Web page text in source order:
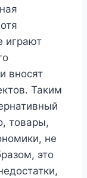
играют
вносят
Таким
товары,
не
это